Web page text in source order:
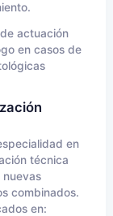
actuación
en casos de
en
técnica
combinados.
en: